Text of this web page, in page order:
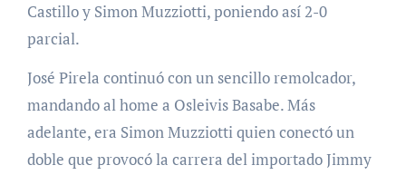
Castillo y Simon Muzziotti, poniendo así 2-0
parcial.
José Pirela continuó con un sencillo remolcador,
mandando al home a Osleivis Basabe. Más
adelante, era Simon Muzziotti quien conectó un
doble que provocó la carrera del importado Jimmy